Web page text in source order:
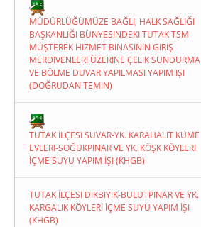
MÜDÜRLÜĞÜMÜZE BAĞLI; HALK SAĞLIĞI
BAŞKANLIĞI BÜNYESINDEKI TUTAK TSM
MÜŞTEREK HIZMET BINASININ GIRIŞ
MERDIVENLERI ÜZERINE ÇELIK SUNDURMA
VE BÖLME DUVAR YAPILMASI YAPIM IŞI
(DOĞRUDAN TEMIN)
TUTAK İLÇESI SUVAR-YK. KARAHALIT KÜME
EVLERI-SOĞUKPINAR VE YK. KÖŞK KÖYLERI
İÇME SUYU YAPIM İŞI (KHGB)
TUTAK İLÇESI DIKBIYIK-BULUTPINAR VE YK.
KARGALIK KÖYLERI İÇME SUYU YAPIM İŞI
(KHGB)